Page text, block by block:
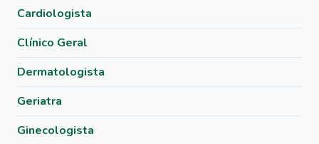
Cardiologista
Clínico Geral
Dermatologista
Geriatra
Ginecologista